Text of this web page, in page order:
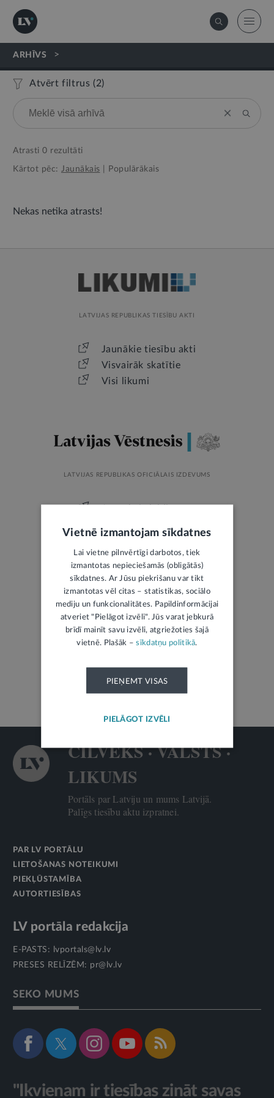
ARHĪVS >
Atvērt filtrus (2)
Atrasti 0 rezultāti
Kārtot pēc: Jaunākais Populārākais
Nekas netika atrasts!
LATVIJAS REPUBLIKAS TIESĪBU AKTI
Jaunākie tiesību akti
Visvairāk skatītie
Visi likumi
LATVIJAS REPUBLIKAS OFICIĀLAIS IZDEVUMS
Mantojumu ziņas
ŽURNĀLS TIESISKAI DOMAI UN PRAKSEI
Jaunākais numurs
Autoru katalogs
CILVĒKS · VALSTS ·
LIKUMS
Portāls par Latviju un mums Latvijā.
Palīgs tiesību aktu izpratnei.
PAR LV PORTĀLU
LIETOŠANAS NOTEIKUMI
PIEKĻŪSTAMĪBA
AUTORTIESĪBAS
LV portāla redakcija
E-PASTS:
lvportals@lv.lv
PRESES RELĪZĒM: pr@lv.lv
SEKO MUMS
"Ikvienam ir tiesības zināt savas
Vietnē izmantojam sīkdatnes
Lai vietne pilnvērtīgi darbotos, tiek
izmantotas nepieciešamās (obligātās)
sīkdatnes. Ar Jūsu piekrišanu var tikt
izmantotas vēl citas – statistikas, sociālo
mediju un funkcionalitātes. Papildinformācijai
atveriet "Pielāgot izvēli". Jūs varat jebkurā
brīdī mainīt savu izvēli, atgriežoties šajā
vietnē. Plašāk –sīkdatņu politikā.
PIEŅEMT VISAS
PIELĀGOT IZVĒLI